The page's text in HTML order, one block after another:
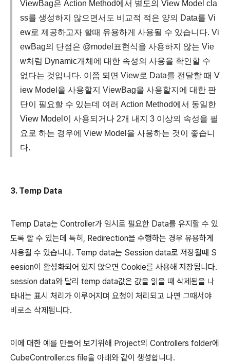
ViewBag은 Action Method에서 별도의 View Model cla
ss를 생성하지 않으면서도 비교적 적은 양의 Data를 Vi
ew로 제공하고자 할때 유용하게 사용될 수 있습니다. Vi
ewBag의 단점은 @model표현식을 사용하지 않는 Vie
w처럼 Dynamic개체에 대한 속성의 사용을 확인할 수
없다는 것입니다. 이쯤 되면 View로 Data를 전달할 때 V
iew Model을 사용할지 ViewBag을 사용할지에 대한 판
단이 필요할 수 있는데 여러 Action Method에서 동일한
View Model이 사용되거나 2개 내지 3 이상의 속성을 필
요로 하는 경우에 View Model을 사용하는 것이 좋습니
다.
3. Temp Data
Temp Data는 Controller가 임시로 필요한 Data를 유지할 수 있
도록 할 수 있는데 특히, Redirection을 수행하는 경우 유용하게
사용될 수 있습니다. Temp data는 Session data로 저장될때 S
eesion이 활성화되어 있지 않으면 Cookie를 사용해 저장됩니다.
session data와 달리 temp data값은 값을 읽을 때 삭제됨을 나
타내는 표시 처리가 이루어지며 요청이 처리되고 나면 그때서야
비로소 삭제됩니다.
이에 대한 예를 만들어 보기위해 Project의 Controllers folder에
CubeController.cs file을 아래와 같이 생성합니다.